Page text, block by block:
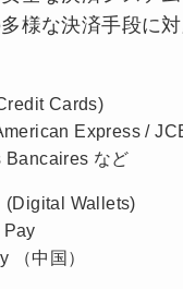
様な決済手段に
Cards)
Express /
Bancaires など
(Digital Wallets)
（中国）